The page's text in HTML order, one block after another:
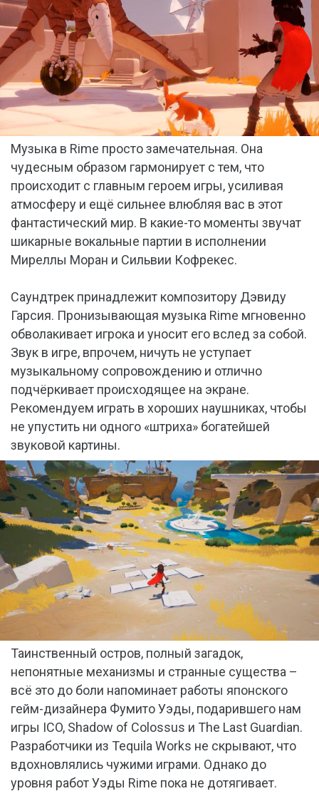
Музыка в Rime просто замечательная. Она
чудесным образом гармонирует с тем, что
происходит с главным героем игры, усиливая
атмосферу и ещё сильнее влюбляя вас в этот
фантастический мир. В какие-то моменты звучат
шикарные вокальные партии в исполнении
Миреллы Моран и Сильвии Кофрекес.
Саундтрек принадлежит композитору Дэвиду
Гарсия. Пронизывающая музыка Rime мгновенно
обволакивает игрока и уносит его вслед за собой.
Звук в игре, впрочем, ничуть не уступает
музыкальному сопровождению и отлично
подчёркивает происходящее на экране.
Рекомендуем играть в хороших наушниках, чтобы
не упустить ни одного «штриха» богатейшей
звуковой картины.
Таинственный остров, полный загадок,
непонятные механизмы и странные существа –
всё это до боли напоминает работы японского
гейм-дизайнера Фумито Уэды, подарившего нам
игры ICO, Shadow of Colossus и The Last Guardian.
Разработчики из Tequila Works не скрывают, что
вдохновлялись чужими играми. Однако до
уровня работ Уэды Rime пока не дотягивает.